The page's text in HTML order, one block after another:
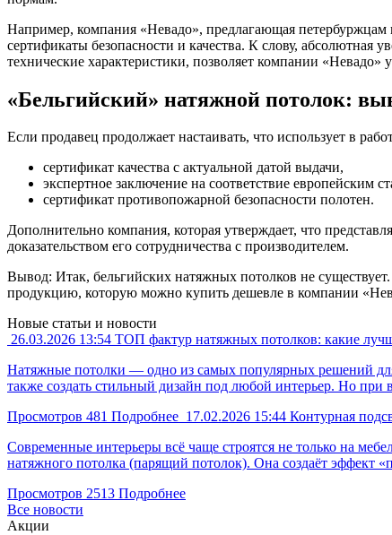
Например, компания «Невадо», предлагающая
сертификаты безопасности и качества. К слову, абсолютная
технические характеристики, позволяет компании
«Бельгийский» натяжной потолок:
Если продавец продолжает настаивать, что использует в
сертификат качества с актуальной датой выдачи,
экспертное заключение на соответствие европейским
сертификат противопожарной безопасности полотен.
Дополнительно компания, которая утверждает, что
доказательством его сотрудничества с производителем.
Вывод: Итак, бельгийских натяжных потолков не
продукцию, которую можно купить дешевле в компании
Новые статьи и новости
26.03.2026 13:54 ТОП фактур натяжных потолков: какие
Натяжные потолки — одно из самых популярных решений
также создать стильный дизайн под любой интерьер. Но
Просмотров 481 Подробнее 17.02.2026 15:44 Контурная
Современные интерьеры всё чаще строятся не только на
натяжного потолка (парящий потолок). Она создаёт эффект
Просмотров 2513 Подробнее
Все новости
Акции